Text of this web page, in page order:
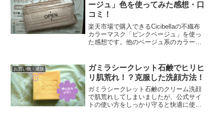
ージュ」色を使ってみた感想・口
コミ！
楽天市場で購入できるCicibellaの不織布
カラーマスク「ピンクベージュ」を使っ
た感想です。他のベージュ系のカラーと
お買い物・通販
ガミラシークレット石鹸でヒリヒ
リ肌荒れ！？克服した洗顔方法！
ガミラシークレット石鹸のクリーム洗顔
で肌荒れしてしまいましたが、公式サイ
トの使い方をしっかり守ると快適に使え